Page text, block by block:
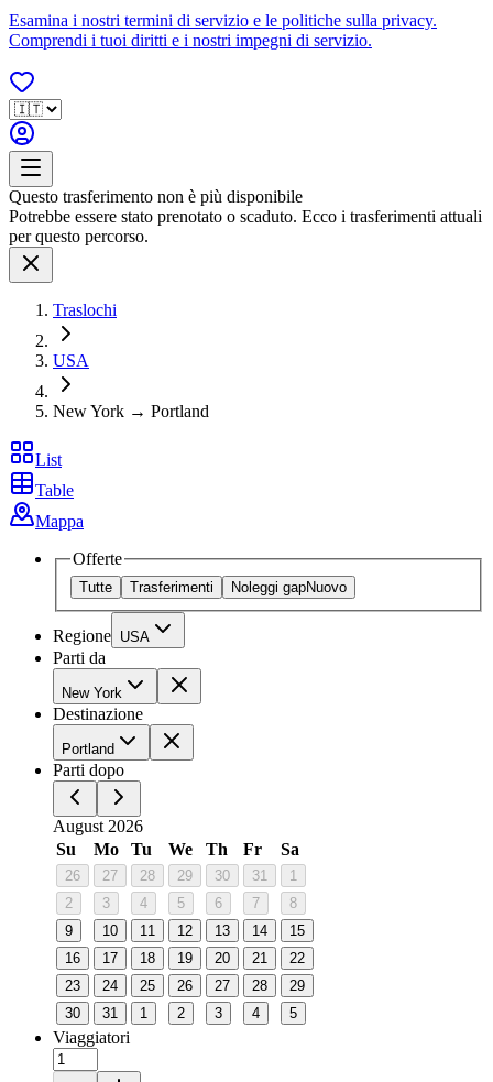
Esamina i nostri termini di servizio e le politiche sulla privacy.
Comprendi i tuoi diritti e i nostri impegni di servizio.
Questo trasferimento non è più disponibile
Potrebbe essere stato prenotato o scaduto. Ecco i trasferimenti attuali
per questo percorso.
Traslochi
USA
New York → Portland
List
Table
Mappa
Offerte
Tutte Trasferimenti Noleggi gapNuovo
Regione USA
Parti da
New York
Destinazione
Portland
Parti dopo
August 2026
Su
Mo Tu We Th Fr Sa
26 27 28 29 30 31
1
2
3 4 5 6 7
8
9
10 11 12 13 14
15
16
17 18 19 20 21
22
23
24 25 26 27 28
29
30
31 1 2 3 4 5
Viaggiatori